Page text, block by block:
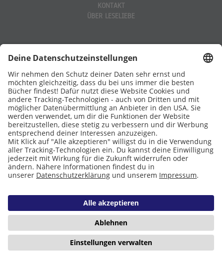
KONTAKT
ÜBER LESELIEBE
UNTERSTÜTZT VON
Eltern
Stiftung Lesen
IMPRESSUM
COOKIES
Copyright © 2026 Leseliebe